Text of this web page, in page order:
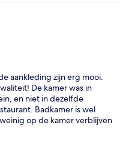
aankleding zijn erg mooi.
De kamer was in
en niet in dezelfde
Badkamer is wel
op de kamer verblijven
een klein issue.